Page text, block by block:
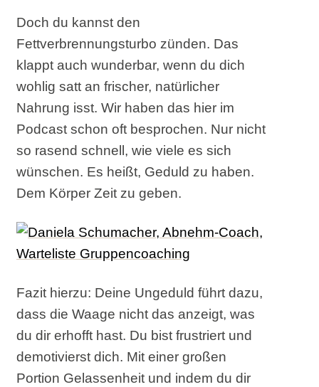
Doch du kannst den
Fettverbrennungsturbo zünden. Das
klappt auch wunderbar, wenn du dich
wohlig satt an frischer, natürlicher
Nahrung isst. Wir haben das hier im
Podcast schon oft besprochen. Nur nicht
so rasend schnell, wie viele es sich
wünschen. Es heißt, Geduld zu haben.
Dem Körper Zeit zu geben.
Fazit hierzu: Deine Ungeduld führt dazu,
dass die Waage nicht das anzeigt, was
du dir erhofft hast. Du bist frustriert und
demotivierst dich. Mit einer großen
Portion Gelassenheit und indem du dir